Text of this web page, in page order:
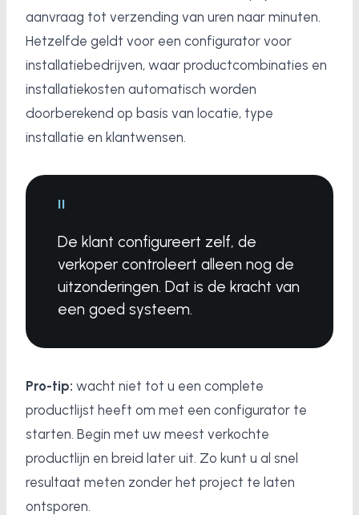
aanvraag tot verzending van uren naar minuten.
Hetzelfde geldt voor een configurator voor
installatiebedrijven, waar productcombinaties en
installatiekosten automatisch worden
doorberekend op basis van locatie, type
installatie en klantwensen.
"
De klant configureert zelf, de
verkoper controleert alleen nog de
uitzonderingen. Dat is de kracht van
een goed systeem.
Pro-tip: wacht niet tot u een complete
productlijst heeft om met een configurator te
starten. Begin met uw meest verkochte
productlijn en breid later uit. Zo kunt u al snel
resultaat meten zonder het project te laten
ontsporen.